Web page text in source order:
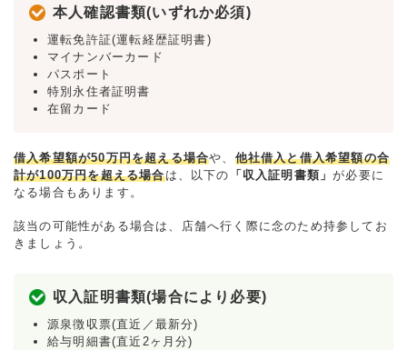
本人確認書類(いずれか必須)
運転免許証(運転経歴証明書)
マイナンバーカード
パスポート
特別永住者証明書
在留カード
借入希望額が50万円を超える場合や、 他社借入と借入希望額の合
計が100万円を超える場合は、以下の 「収入証明書類」が必要に
なる場合もあります。
該当の可能性がある場合は、店舗へ行く際に念のため持参してお
きましょう。
収入証明書類(場合により必要)
源泉徴収票(直近／最新分)
給与明細書(直近2ヶ月分)